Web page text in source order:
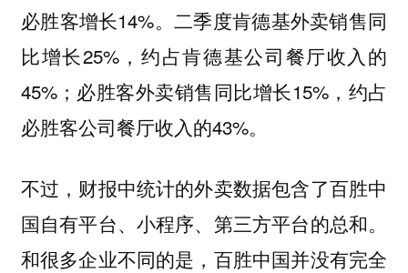
必胜客增长14%。二季度肯德基外卖销售同
比增长25%，约占肯德基公司餐厅收入的
45%；必胜客外卖销售同比增长15%，约占
必胜客公司餐厅收入的43%。
不过，财报中统计的外卖数据包含了百胜中
国自有平台、小程序、第三方平台的总和。
和很多企业不同的是，百胜中国并没有完全